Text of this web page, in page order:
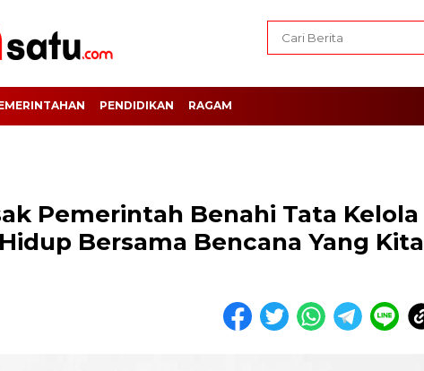
PENDIDIKAN RAGAM
Pemerintah Benahi Tata Kelola
Bersama Bencana Yang Kita